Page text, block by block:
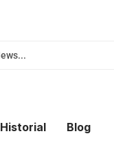
Historial Blog